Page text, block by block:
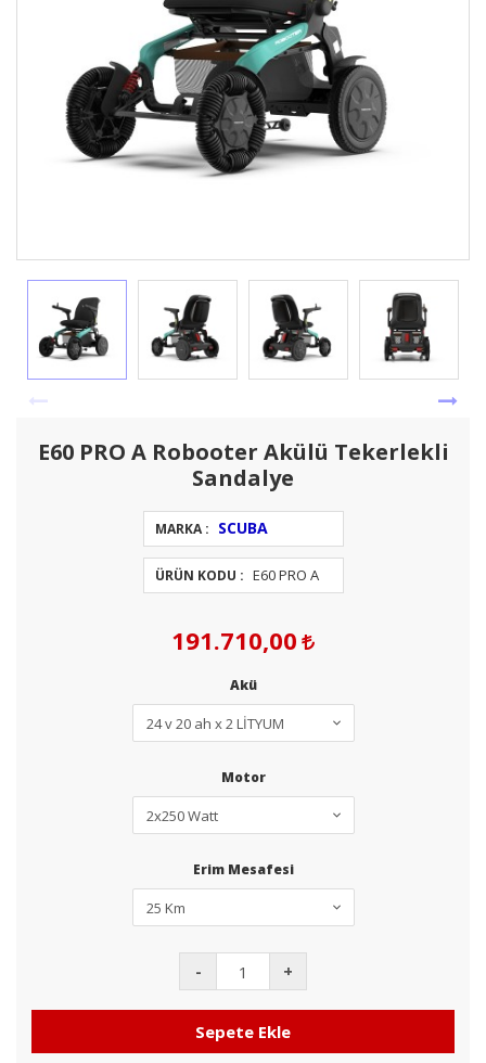
E60 PRO A Robooter Akülü Tekerlekli
Sandalye
MARKA : SCUBA
ÜRÜN KODU : E60 PRO A
191.710,00
Akü
Motor
Erim Mesafesi
- +
Sepete Ekle